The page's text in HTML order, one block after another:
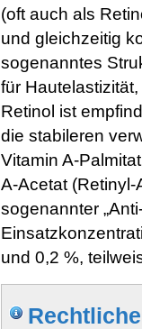
(oft auch als
und gleichzeitig
sogenanntes
für
Retinol ist
die stabileren
Vitamin A-
A-Acetat
sogenannter
und 0,2 %,